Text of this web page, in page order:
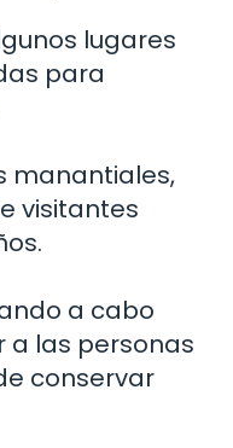
lugares
para
manantiales,
visitantes
a cabo
a las personas
conservar